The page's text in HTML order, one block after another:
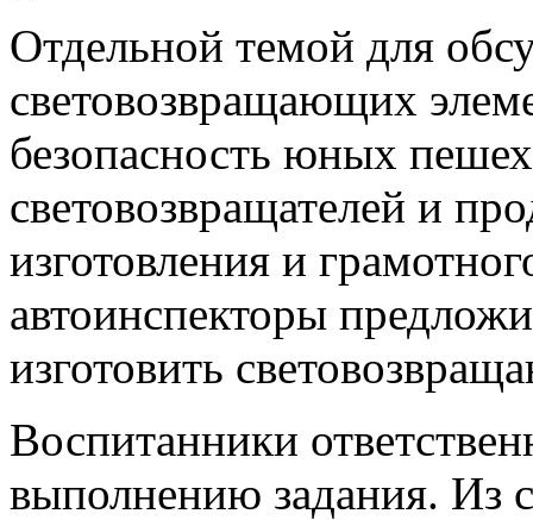
Отдельной темой для
световозвращающих
безопасность юных
световозвращателей и
изготовления и
автоинспекторы
изготовить
Воспитанники
выполнению задания. Из